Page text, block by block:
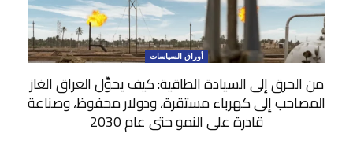
أوراق السياسات
من الحرق إلى السيادة الطاقية: كيف يحوِّل العراق الغاز
المصاحب إلى كهرباء مستقرة، ودولار محفوظ، وصناعة
قادرة على النمو حتى عام 2030